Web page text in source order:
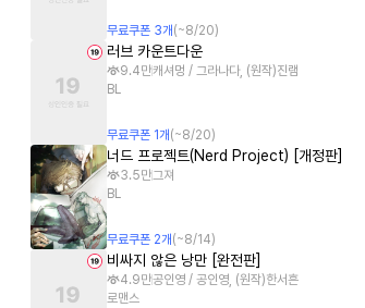
무료쿠폰 3개 (~8/20)
러브 카운트다운
9.4만캐셔멍 / 그라나다, (원작)진램
BL
무료쿠폰 1개 (~8/20)
너드 프로젝트(Nerd Project) [개정판]
3.5만그져
BL
무료쿠폰 2개 (~8/14)
비싸지 않은 낭만 [완전판]
4.9만공인영 / 공인영, (원작)한서흔
로맨스